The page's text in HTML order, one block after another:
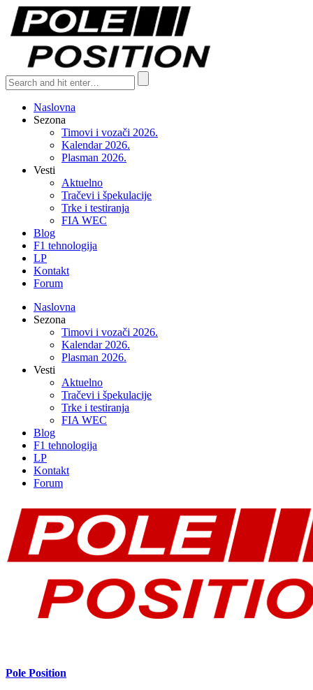
Naslovna
Sezona
Timovi i vozači 2026.
Kalendar 2026.
Plasman 2026.
Vesti
Aktuelno
Tračevi i špekulacije
Trke i testiranja
FIA WEC
Blog
F1 tehnologija
LP
Kontakt
Forum
Naslovna
Sezona
Timovi i vozači 2026.
Kalendar 2026.
Plasman 2026.
Vesti
Aktuelno
Tračevi i špekulacije
Trke i testiranja
FIA WEC
Blog
F1 tehnologija
LP
Kontakt
Forum
Pole Position